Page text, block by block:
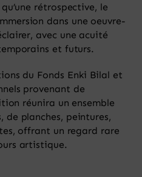
rétrospective, le
dans une oeuvre-
avec une acuité
et futurs.
du Fonds Enki Bilal et
provenant de
réunira un ensemble
de planches, peintures,
offrant un regard rare
artistique.